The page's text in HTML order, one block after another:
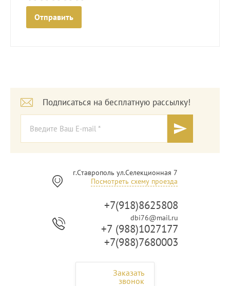
Подписаться на бесплатную рассылку!
г.Ставрополь ул.Селекционная 7
Посмотреть схему проезда
+7(918)8625808
dbi76@mail.ru
+7 (988)1027177
+7(988)7680003
Заказать
звонок